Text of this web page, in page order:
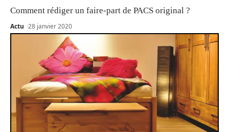
Comment rédiger un faire-part de PACS original ?
Actu 28 janvier 2020